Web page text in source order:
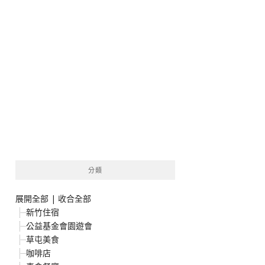
分類
展開全部 | 收合全部
新竹住宿
公益基金會園遊會
草屯美食
咖啡店